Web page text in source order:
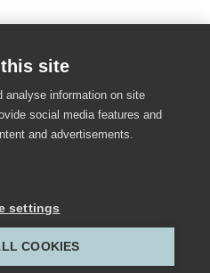
site
analyse information on site
social media features and
and advertisements.
settings
COOKIES